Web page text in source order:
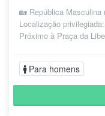
🏡 República Masculina
Localização
Próximo à Praça da
Para homens